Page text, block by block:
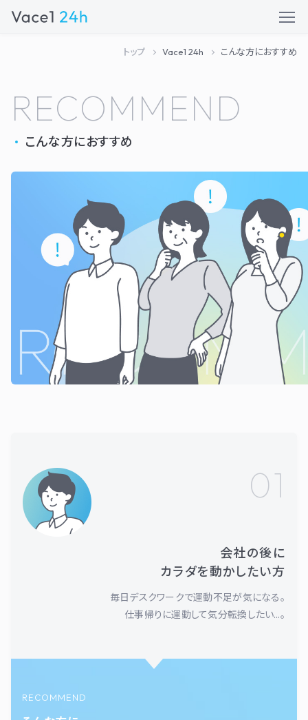
トップ Vace1 24h こんな方におすすめ
RECOMMEND
こんな方におすすめ
01
会社の後に
カラダを動かしたい方
毎日デスクワークで運動不足が気になる。
仕事帰りに運動して気分転換したい…。
RECOMMEND